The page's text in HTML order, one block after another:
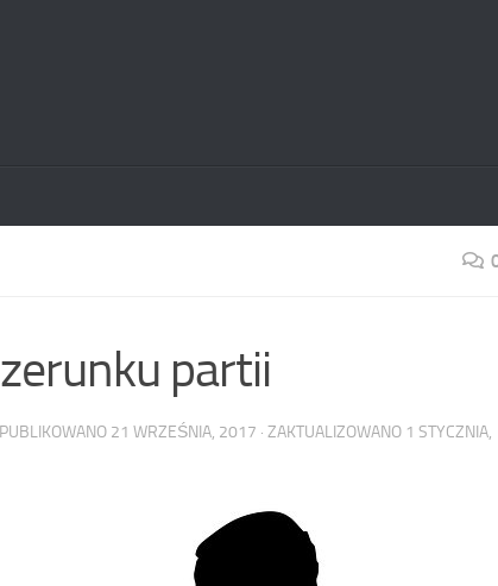
partii
21 WRZEŚNIA, 2017 · ZAKTUALIZOWANO 1 STYCZNIA,